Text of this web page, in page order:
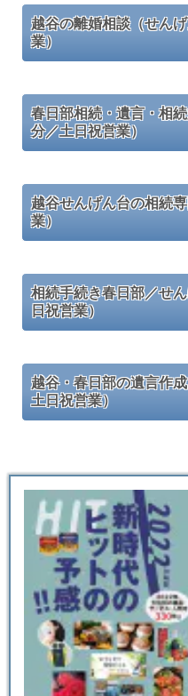
越谷の離婚相談（せん
業）
春日部相続・遺言・相
分／土日祝営業）
越谷せんげん台の相続
業）
相続手続き春日部／せ
日祝営業）
越谷・春日部の遺言作
土日祝営業）